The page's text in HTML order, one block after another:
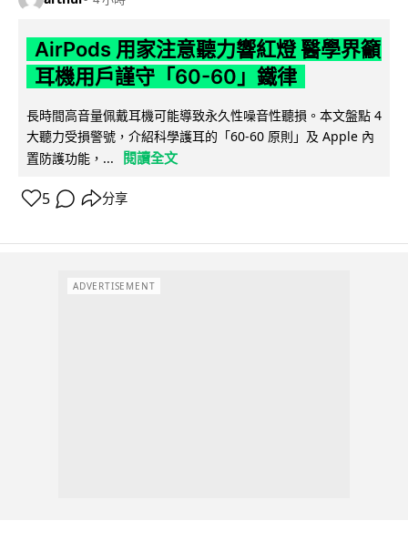
AirPods 用家注意聽力響紅燈 醫學界籲
耳機用戶謹守「60-60」鐵律
長時間高音量佩戴耳機可能導致永久性噪音性聽損。本文盤點 4
大聽力受損警號，介紹科學護耳的「60-60 原則」及 Apple 內
置防護功能，...
閱讀全文
5 分享
ADVERTISEMENT